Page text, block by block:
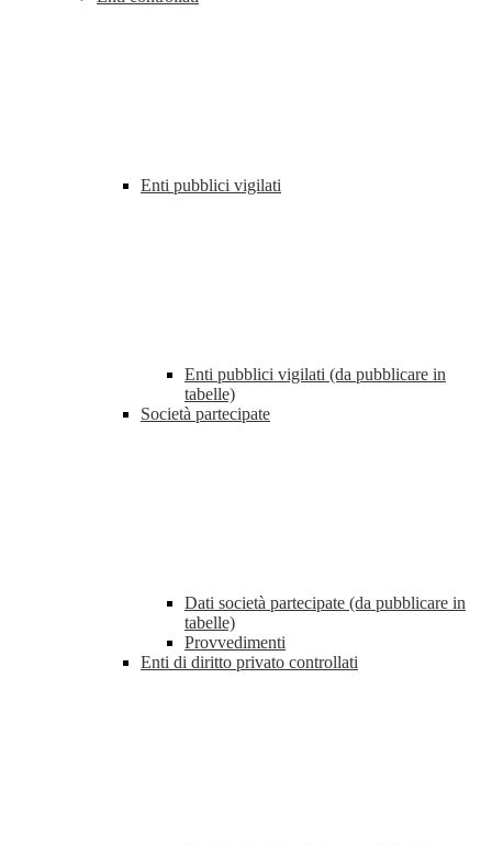
Enti pubblici vigilati
Enti pubblici vigilati (da pubblicare in
tabelle)
Società partecipate
Dati società partecipate (da pubblicare in
tabelle)
Provvedimenti
Enti di diritto privato controllati